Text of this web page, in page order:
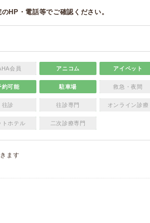
HP・電話等でご確認ください。
会員 アニコム アイペット
約可能 駐車場 救急・夜間
往診 往診専門 オンライン診療
トホテル 二次診療専門
ます